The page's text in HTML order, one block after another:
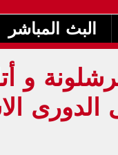
البث المباشر
و